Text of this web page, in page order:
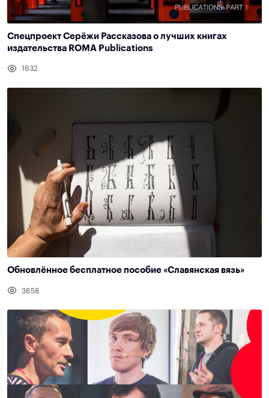
Спецпроект Серёжи Рассказова о лучших книгах
издательства ROMA Publications
1632
Обновлённое бесплатное пособие «Славянская вязь»
3658